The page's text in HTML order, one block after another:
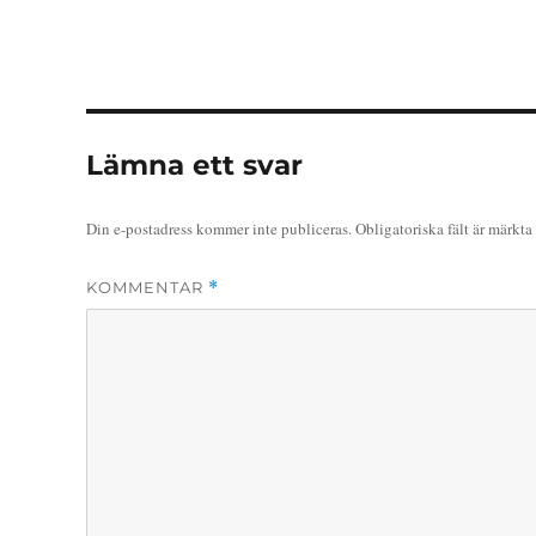
Lämna ett svar
Din e-postadress kommer inte publiceras.Obligatoriska fält är märkta
KOMMENTAR *